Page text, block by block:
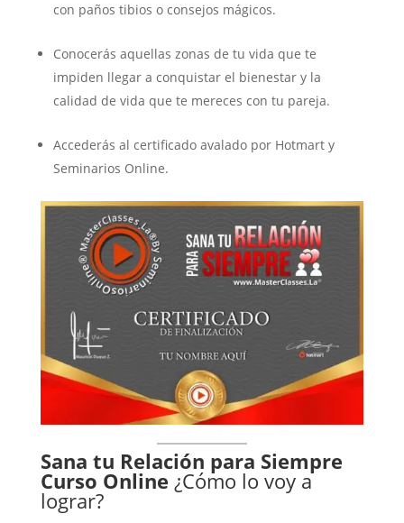
con paños tibios o consejos mágicos.
Conocerás aquellas zonas de tu vida que te
impiden llegar a conquistar el bienestar y la
calidad de vida que te mereces con tu pareja.
Accederás al certificado avalado por Hotmart y
Seminarios Online.
Sana tu Relación para Siempre
Curso Online ¿Cómo lo voy a
lograr?